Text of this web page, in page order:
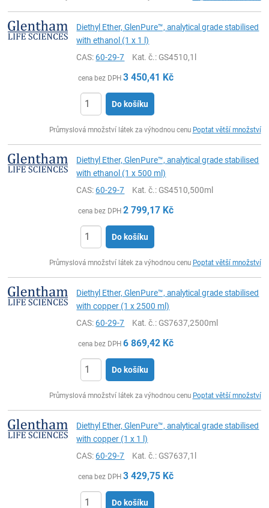
Diethyl Ether, GlenPure™, analytical grade stabilised
with ethanol (1 x 1 l)
CAS:60-29-7 Kat. č.: GS4510,1l
cena bez DPH 3 450,41 Kč
Do košíku
Průmyslová množství látek za výhodnou cenu Poptat větší množství
Diethyl Ether, GlenPure™, analytical grade stabilised
with ethanol (1 x 500 ml)
CAS:60-29-7 Kat. č.: GS4510,500ml
cena bez DPH 2 799,17 Kč
Do košíku
Průmyslová množství látek za výhodnou cenu Poptat větší množství
Diethyl Ether, GlenPure™, analytical grade stabilised
with copper (1 x 2500 ml)
CAS:60-29-7 Kat. č.: GS7637,2500ml
cena bez DPH 6 869,42 Kč
Do košíku
Průmyslová množství látek za výhodnou cenu Poptat větší množství
Diethyl Ether, GlenPure™, analytical grade stabilised
with copper (1 x 1 l)
CAS:60-29-7 Kat. č.: GS7637,1l
cena bez DPH 3 429,75 Kč
Do košíku